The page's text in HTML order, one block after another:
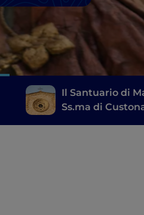
Il Santuario di
Ss.ma di